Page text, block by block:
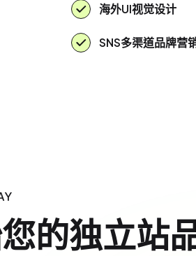
海外UI视觉设计
SNS多渠道品牌营
的独立站